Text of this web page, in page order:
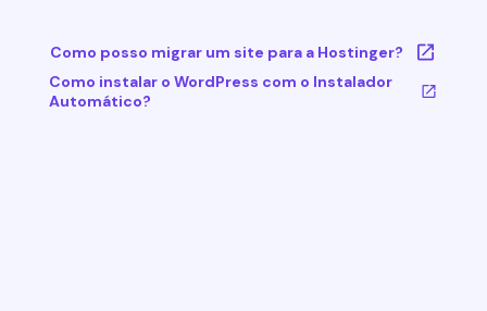
Como posso migrar um site para a Hostinger?
Como instalar o WordPress com o Instalador
Automático?